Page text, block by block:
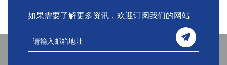
如果需要了解更多资讯，欢迎订阅我们的网站